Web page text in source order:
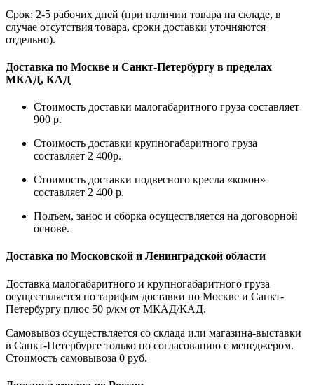
Срок: 2-5 рабочих дней (при наличии товара на складе, в
случае отсутствия товара, сроки доставки уточняются
отдельно).
Доставка по Москве и Санкт-Петербургу в пределах
МКАД, КАД
Стоимость доставки малогабаритного груза составляет
900 р.
Стоимость доставки крупногабаритного груза
составляет 2 400р.
Стоимость доставки подвесного кресла «кокон»
составляет 2 400 р.
Подъем, занос и сборка осуществляется на договорной
основе.
Доставка по Московской и Ленинградской области
Доставка малогабаритного и крупногабаритного груза
осуществляется по тарифам доставки по Москве и Санкт-
Петербургу плюс 50 р/км от МКАД/КАД.
Самовывоз осуществляется со склада или магазина-выставки
в Санкт-Петербурге только по согласованию с менеджером.
Стоимость самовывоза 0 руб.